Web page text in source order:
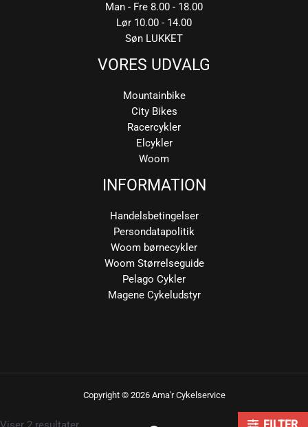
Man - Fre 8.00 - 18.00
Lør 10.00 - 14.00
Søn LUKKET
VORES UDVALG
Mountainbike
City Bikes
Racercykler
Elcykler
Woom
INFORMATION
Handelsbetingelser
Persondatapolitik
Woom børnecykler
Woom Størrelseguide
Pelago Cykler
Magene Cykeludstyr
Copyright © 2026 Ama'r Cykelservice